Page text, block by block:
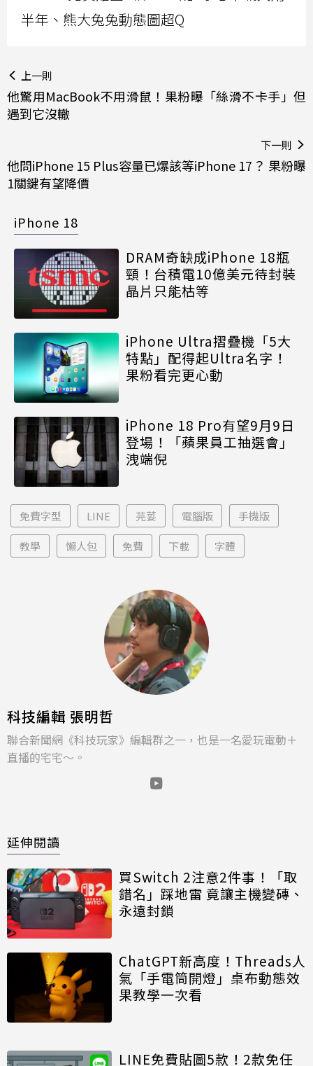
半年、熊大兔兔動態圖超Q
上一則
他驚用MacBook不用滑鼠！果粉曝「絲滑不卡手」但
遇到它沒轍
下一則
他問iPhone 15 Plus容量已爆該等iPhone 17？ 果粉曝
1關鍵有望降價
iPhone 18
DRAM奇缺成iPhone 18瓶
頸！台積電10億美元待封裝
晶片只能枯等
iPhone Ultra摺疊機「5大
特點」配得起Ultra名字！
果粉看完更心動
iPhone 18 Pro有望9月9日
登場！「蘋果員工抽選會」
洩端倪
免費字型 LINE 芫荽 電腦版 手機版
教學 懶人包 免費 下載 字體
科技編輯 張明哲
聯合新聞網《科技玩家》編輯群之一，也是一名愛玩電動＋
直播的宅宅～。
延伸閱讀
買Switch 2注意2件事！「取
錯名」踩地雷 竟讓主機變磚、
永遠封鎖
ChatGPT新高度！Threads人
氣「手電筒開燈」桌布動態效
果教學一次看
LINE免費貼圖5款！2款免任